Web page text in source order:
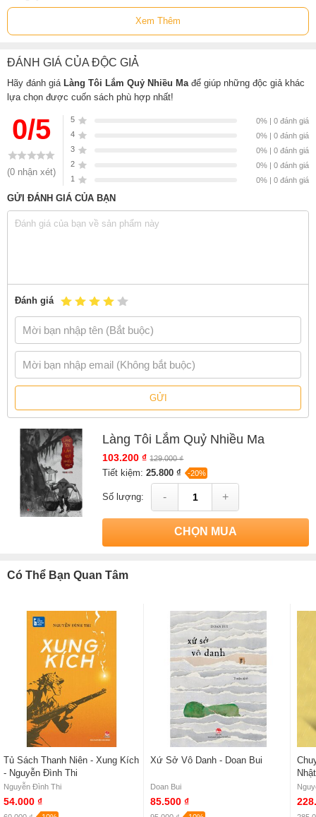
Bí mật nào đang ẩn giấu tại ngôi làng vốn yên ả này? Dân làng
phải làm gì để thoát khỏi tai họa? Cùng đi tìm lời giải đáp trong
Lưu ý: Những câu chuyện trong sách không dựa theo sự kiện có
thật, mọi sự trùng lặp chỉ là ngẫu nhiên.
SáchLàng Tôi Lắm Quỷ Nhiều Ma Trung Kiên, có bán
tại Nhà sách online NetaBooks với ưu đãi Bao sách miễn phí và Gian
hàng NetaBooks tại Tiki với ưu đãi Bao sách miễn phí và tặng
Bookmark
Xem Thêm
ĐÁNH GIÁ CỦA ĐỘC GIẢ
Hãy đánh giá Làng Tôi Lắm Quỷ Nhiều Ma để giúp những độc giả khác
lựa chọn được cuốn sách phù hợp nhất!
0/5
(0 nhận xét)
5
0% | 0 đánh giá
4
0% | 0 đánh giá
3
0% | 0 đánh giá
2
0% | 0 đánh giá
1
0% | 0 đánh giá
GỬI ĐÁNH GIÁ CỦA BẠN
Đánh giá
GỬI
Làng Tôi Lắm Quỷ Nhiều Ma
103.200 ₫ 129.000 ₫
Tiết kiệm:25.800 ₫ -20%
Số lượng: - +
CHỌN MUA
Có Thể Bạn Quan Tâm
Tủ Sách Thanh Niên - Xung Kích
- Nguyễn Đình Thi
Nguyễn Đình Thi
54.000 ₫
Xứ Sở Vô Danh - Doan Bui
Doan Bui
85.500 ₫